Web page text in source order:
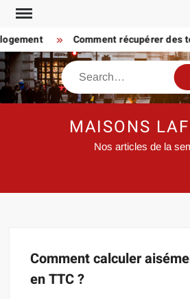
Skip
content
Comment récupérer des
Search
MAISONS
Nos articles de la
Comment calculer
en TTC ?